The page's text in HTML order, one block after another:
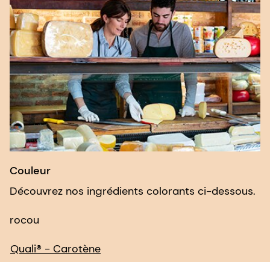
Couleur
Découvrez nos ingrédients colorants ci-dessous.
rocou
Quali® - Carotène